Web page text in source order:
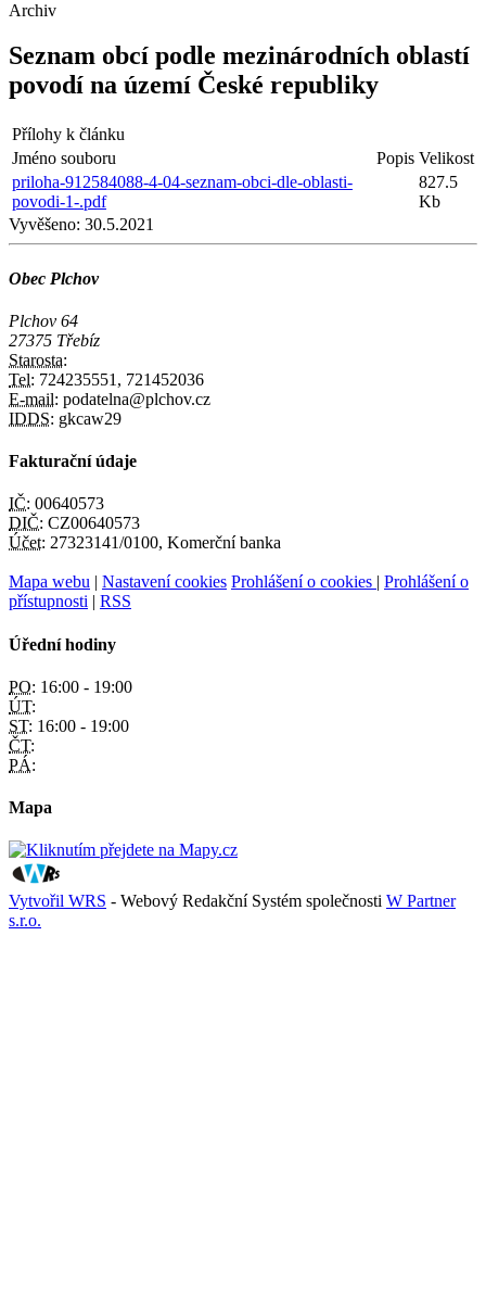
Archiv
Seznam obcí podle mezinárodních oblastí
povodí na území České republiky
Přílohy k článku
Jméno souboru
Popis Velikost
priloha-912584088-4-04-seznam-obci-dle-oblasti-
povodi-1-.pdf
827.5
Kb
Vyvěšeno: 30.5.2021
Obec Plchov
Plchov 64
27375 Třebíz
Starosta:
Tel: 724235551, 721452036
E-mail: podatelna@plchov.cz
IDDS: gkcaw29
Fakturační údaje
IČ: 00640573
DIČ: CZ00640573
Účet: 27323141/0100, Komerční banka
Mapa webu | Nastavení cookies Prohlášení o cookies | Prohlášení o
přístupnosti | RSS
Úřední hodiny
PO: 16:00 - 19:00
ÚT:
ST: 16:00 - 19:00
ČT:
PÁ:
Mapa
Vytvořil WRS - Webový Redakční Systém společnosti W Partner
s.r.o.